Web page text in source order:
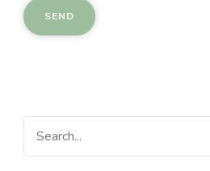
Search
for: